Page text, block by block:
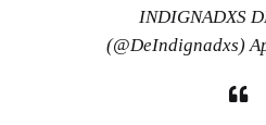
INDIGNADXS
(@DeIndignadxs)